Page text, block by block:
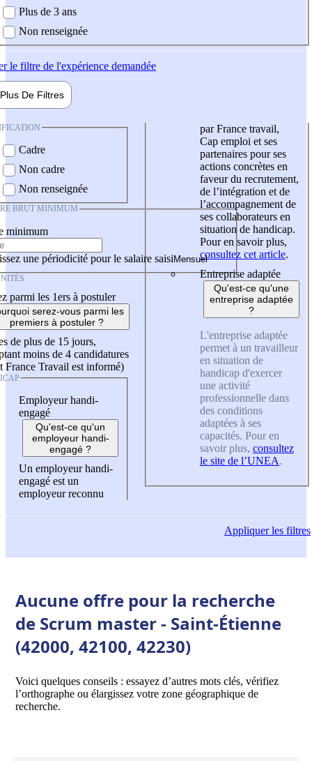
Plus de 3 ans
Non renseignée
le filtre de l'expérience demandée
Plus De Filtres
Cadre
Non cadre
Non renseignée
BRUT MINIMUM
minimum
une périodicité pour le salaire saisi
parmi les 1ers à postuler
serez-vous parmi les
premiers à postuler ?
de plus de 15 jours,
moins de 4 candidatures
France Travail est informé)
Employeur handi-
engagé
Qu'est-ce qu'un
employeur handi-
engagé ?
Un employeur handi-
engagé est un
employeur reconnu
par France travail,
Cap emploi et ses
partenaires pour ses
actions concrètes en
faveur du recrutement,
de l’intégration et de
l’accompagnement de
ses collaborateurs en
situation de handicap.
Pour en savoir plus,
consultez cet article.
Entreprise adaptée
Qu'est-ce qu'une
entreprise adaptée
?
L'entreprise adaptée
permet à un travailleur
en situation de
handicap d'exercer
une activité
professionnelle dans
des conditions
adaptées à ses
capacités. Pour en
savoir plus, consultez
le site de l’UNEA.
Appliquerles filtres
Aucune offre pour la recherche
de Scrum master - Saint-Étienne
(42000, 42100, 42230)
Voici quelques conseils : essayez d’autres mots clés, vérifiez
l’orthographe ou élargissez votre zone géographique de
recherche.